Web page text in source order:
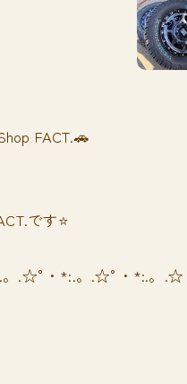
FACT.🚗
です⭐️
.☆°・*:.。.☆°・*:.。.☆